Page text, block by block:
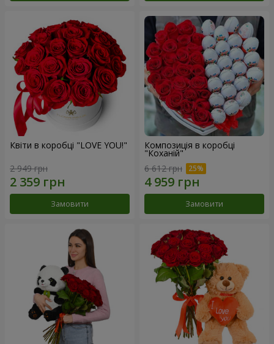
Квіти в коробці "LOVE YOU!"
2 949 грн
Замовити
Композиція в коробці
"Коханій"
6 612 грн
Замовити